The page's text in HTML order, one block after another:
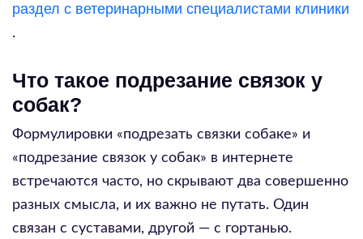
раздел с ветеринарными специалистами клиники
.
Что такое подрезание связок у
собак?
Формулировки «подрезать связки собаке» и
«подрезание связок у собак» в интернете
встречаются часто, но скрывают два совершенно
разных смысла, и их важно не путать. Один
связан с суставами, другой — с гортанью.